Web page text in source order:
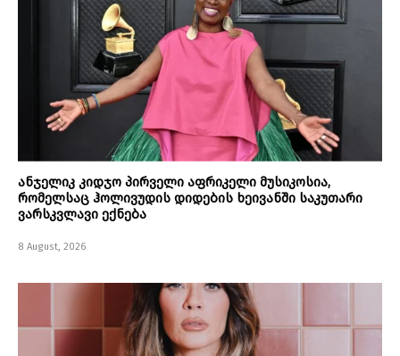
ანჯელიკ კიდჯო პირველი აფრიკელი მუსიკოსია,
რომელსაც ჰოლივუდის დიდების ხეივანში საკუთარი
ვარსკვლავი ექნება
8 August, 2026